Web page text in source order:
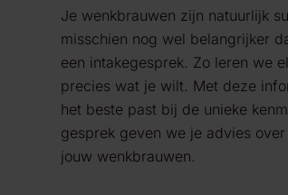
Je wenkbrauwen zijn natuurlijk
misschien nog wel belangrijker
een intakegesprek. Zo leren we
precies wat je wilt. Met deze
het beste past bij de unieke
gesprek geven we je advies
jouw wenkbrauwen.